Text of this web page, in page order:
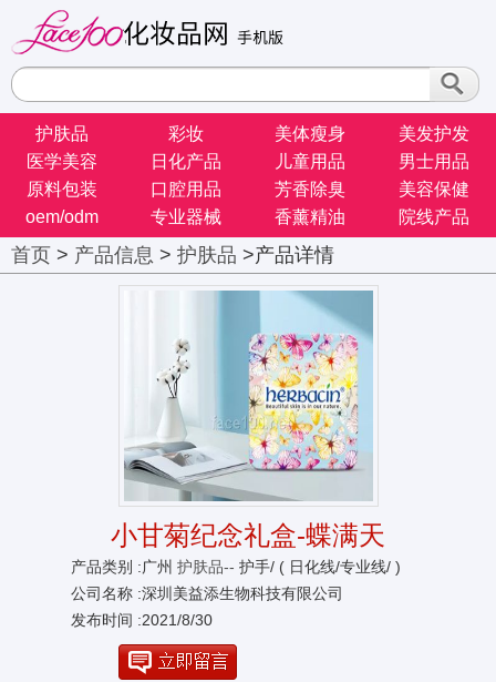
护肤品 彩妆 美体瘦身
美发护发
医学美容
日化产品 儿童用品
男士用品
原料包装
口腔用品 芳香除臭
美容保健
oem/odm
专业器械 香薰精油 院线产品
首页 > 产品信息 > 护肤品 >产品详情
小甘菊纪念礼盒-蝶满天
产品类别 :广州 护肤品-- 护手/ ( 日化线/专业线/ )
公司名称 :深圳美益添生物科技有限公司
发布时间 :2021/8/30